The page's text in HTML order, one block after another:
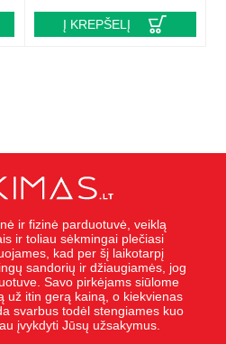
Į KREPŠELĮ
ir fizinė parduotuvė, veiklą
ir toliau sėkmingai plečiasi
kad per šį laikotarpį
sandorių ir džiaugiamės, jog
Savo pirkėjams siūlome
už itin gerą kainą, o kiekvienas
svarbus todėl stengiames kuo
įvykdyti Jūsų užsakymus.